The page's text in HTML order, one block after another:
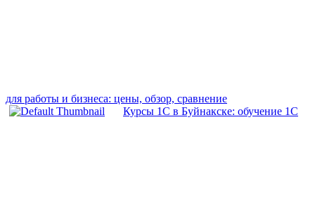
для работы и бизнеса: цены, обзор, сравнение
Курсы 1С в Буйнакске: обучение 1С